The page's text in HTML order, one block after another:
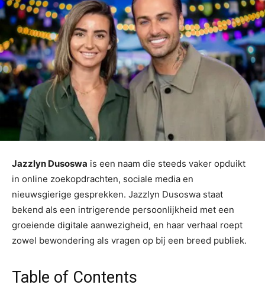
Jazzlyn Dusoswa is een naam die steeds vaker opduikt
in online zoekopdrachten, sociale media en
nieuwsgierige gesprekken. Jazzlyn Dusoswa staat
bekend als een intrigerende persoonlijkheid met een
groeiende digitale aanwezigheid, en haar verhaal roept
zowel bewondering als vragen op bij een breed publiek.
Table of Contents